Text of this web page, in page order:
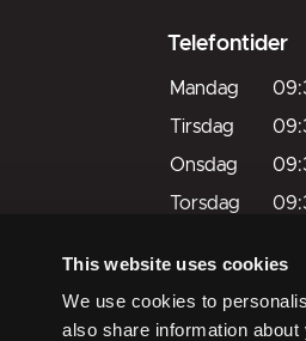
This website uses cookies
We use cookies to
also share information
Telefontider
Mandag
Tirsdag
Onsdag
Torsdag
Søndag